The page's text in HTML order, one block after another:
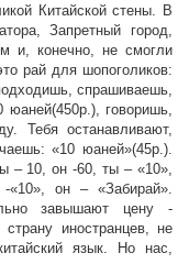
Китайской стены. В
Запретный город,
и, конечно, не смогли
рай для шопоголиков:
спрашиваешь,
юаней(450р.), говоришь,
Тебя останавливают,
«10 юаней»(45р.).
– 10, он -60, ты – «10»,
он – «Забирай».
завышают цену -
иностранцев, не
язык. Но нас,